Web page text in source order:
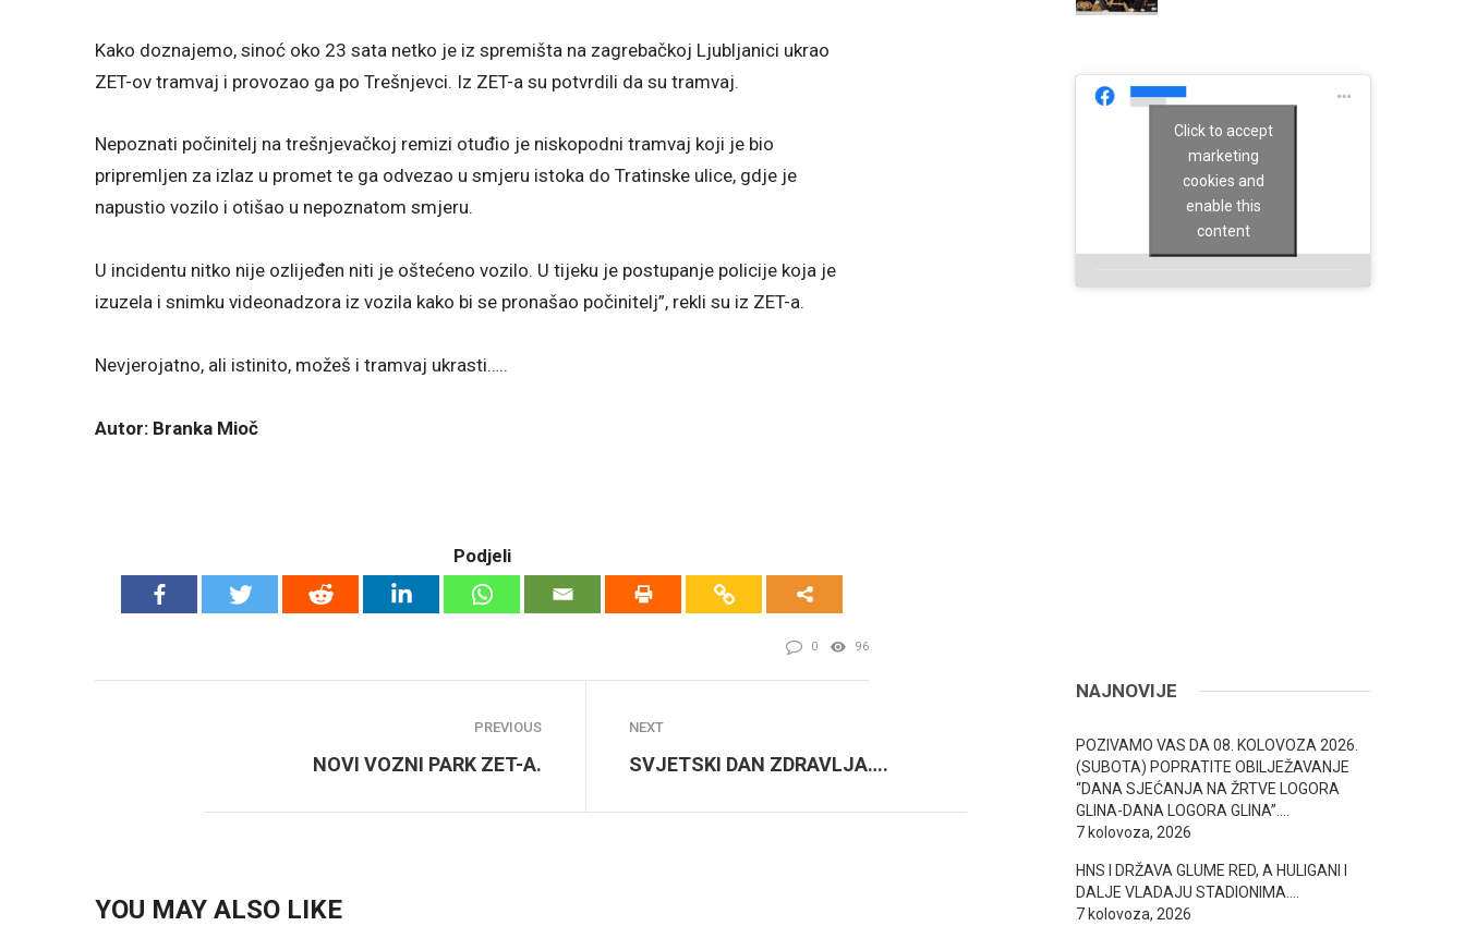
Kako doznajemo, sinoć oko 23 sata netko je iz spremišta na zagrebačkoj Ljubljanici ukrao
ZET-ov tramvaj i provozao ga po Trešnjevci. Iz ZET-a su potvrdili da su tramvaj.
Nepoznati počinitelj na trešnjevačkoj remizi otuđio je niskopodni tramvaj koji je bio
pripremljen za izlaz u promet te ga odvezao u smjeru istoka do Tratinske ulice, gdje je
napustio vozilo i otišao u nepoznatom smjeru.
U incidentu nitko nije ozlijeđen niti je oštećeno vozilo. U tijeku je postupanje policije koja je
izuzela i snimku videonadzora iz vozila kako bi se pronašao počinitelj”, rekli su iz ZET-a.
Nevjerojatno, ali istinito, možeš i tramvaj ukrasti…..
Autor: Branka Mioč
Podjeli
0 96
PREVIOUS
NOVI VOZNI PARK ZET-A.
NEXT
SVJETSKI DAN ZDRAVLJA….
YOU MAY ALSO LIKE
Click to accept
marketing
cookies and
enable this
content
NAJNOVIJE
POZIVAMO VAS DA 08. KOLOVOZA 2026.
(SUBOTA) POPRATITE OBILJEŽAVANJE
“DANA SJEĆANJA NA ŽRTVE LOGORA
GLINA-DANA LOGORA GLINA”….
7 kolovoza, 2026
HNS I DRŽAVA GLUME RED, A HULIGANI I
DALJE VLADAJU STADIONIMA….
7 kolovoza, 2026